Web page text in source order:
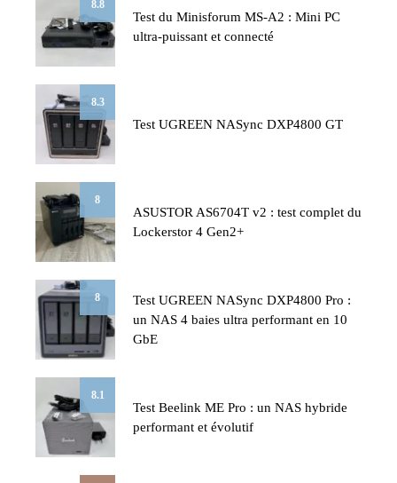
8.8
Test du Minisforum MS-A2 : Mini PC
ultra-puissant et connecté
8.3
Test UGREEN NASync DXP4800 GT
8
ASUSTOR AS6704T v2 : test complet du
Lockerstor 4 Gen2+
8
Test UGREEN NASync DXP4800 Pro :
un NAS 4 baies ultra performant en 10
GbE
8.1
Test Beelink ME Pro : un NAS hybride
performant et évolutif